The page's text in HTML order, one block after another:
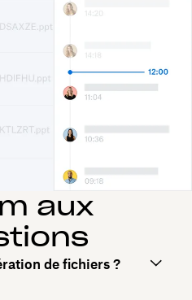
aux
de fichiers ?